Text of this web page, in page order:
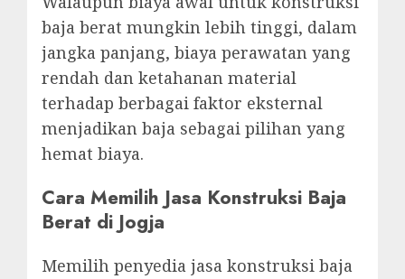
baja berat mungkin lebih tinggi, dalam
jangka panjang, biaya perawatan yang
rendah dan ketahanan material
terhadap berbagai faktor eksternal
menjadikan baja sebagai pilihan yang
hemat biaya.
Cara Memilih Jasa Konstruksi Baja
Berat di Jogja
Memilih penyedia jasa konstruksi baja